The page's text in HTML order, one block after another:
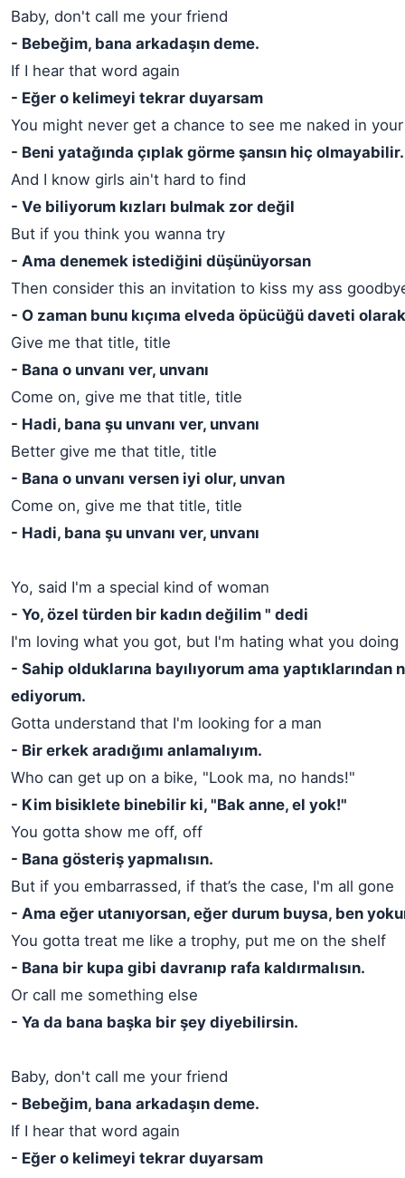
Baby, don't call me your friend
- Bebeğim, bana arkadaşın deme.
If I hear that word again
- Eğer o kelimeyi tekrar duyarsam
You might never get a chance to see me naked in
- Beni yatağında çıplak görme şansın hiç olmayabilir.
And I know girls ain't hard to find
- Ve biliyorum kızları bulmak zor değil
But if you think you wanna try
- Ama denemek istediğini düşünüyorsan
Then consider this an invitation to kiss my ass
- O zaman bunu kıçıma elveda öpücüğü daveti
Give me that title, title
- Bana o unvanı ver, unvanı
Come on, give me that title, title
- Hadi, bana şu unvanı ver, unvanı
Better give me that title, title
- Bana o unvanı versen iyi olur, unvan
Come on, give me that title, title
- Hadi, bana şu unvanı ver, unvanı
Yo, said I'm a special kind of woman
- Yo, özel türden bir kadın değilim " dedi
I'm loving what you got, but I'm hating what you doing
- Sahip olduklarına bayılıyorum ama yaptıklarından
ediyorum.
Gotta understand that I'm looking for a man
- Bir erkek aradığımı anlamalıyım.
Who can get up on a bike, "Look ma, no hands!"
- Kim bisiklete binebilir ki, "Bak anne, el yok!"
You gotta show me off, off
- Bana gösteriş yapmalısın.
But if you embarrassed, if that’s the case, I'm all gone
- Ama eğer utanıyorsan, eğer durum buysa, ben
You gotta treat me like a trophy, put me on the shelf
- Bana bir kupa gibi davranıp rafa kaldırmalısın.
Or call me something else
- Ya da bana başka bir şey diyebilirsin.
Baby, don't call me your friend
- Bebeğim, bana arkadaşın deme.
If I hear that word again
- Eğer o kelimeyi tekrar duyarsam